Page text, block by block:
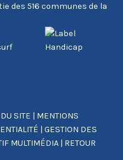
des 516 communes de la
SITE | MENTIONS
| GESTION DES
MULTIMÉDIA| RETOUR